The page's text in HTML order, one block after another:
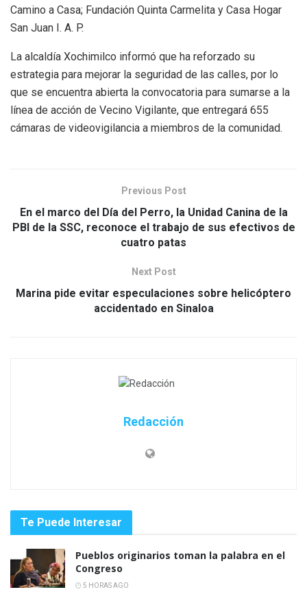
Camino a Casa; Fundación Quinta Carmelita y Casa Hogar
San Juan I. A. P.
La alcaldía Xochimilco informó que ha reforzado su
estrategia para mejorar la seguridad de las calles, por lo
que se encuentra abierta la convocatoria para sumarse a la
línea de acción de Vecino Vigilante, que entregará 655
cámaras de videovigilancia a miembros de la comunidad.
Previous Post
En el marco del Día del Perro, la Unidad Canina de la
PBI de la SSC, reconoce el trabajo de sus efectivos de
cuatro patas
Next Post
Marina pide evitar especulaciones sobre helicóptero
accidentado en Sinaloa
Redacción
Te Puede Interesar
Pueblos originarios toman la palabra en el
Congreso
5 HORAS AGO